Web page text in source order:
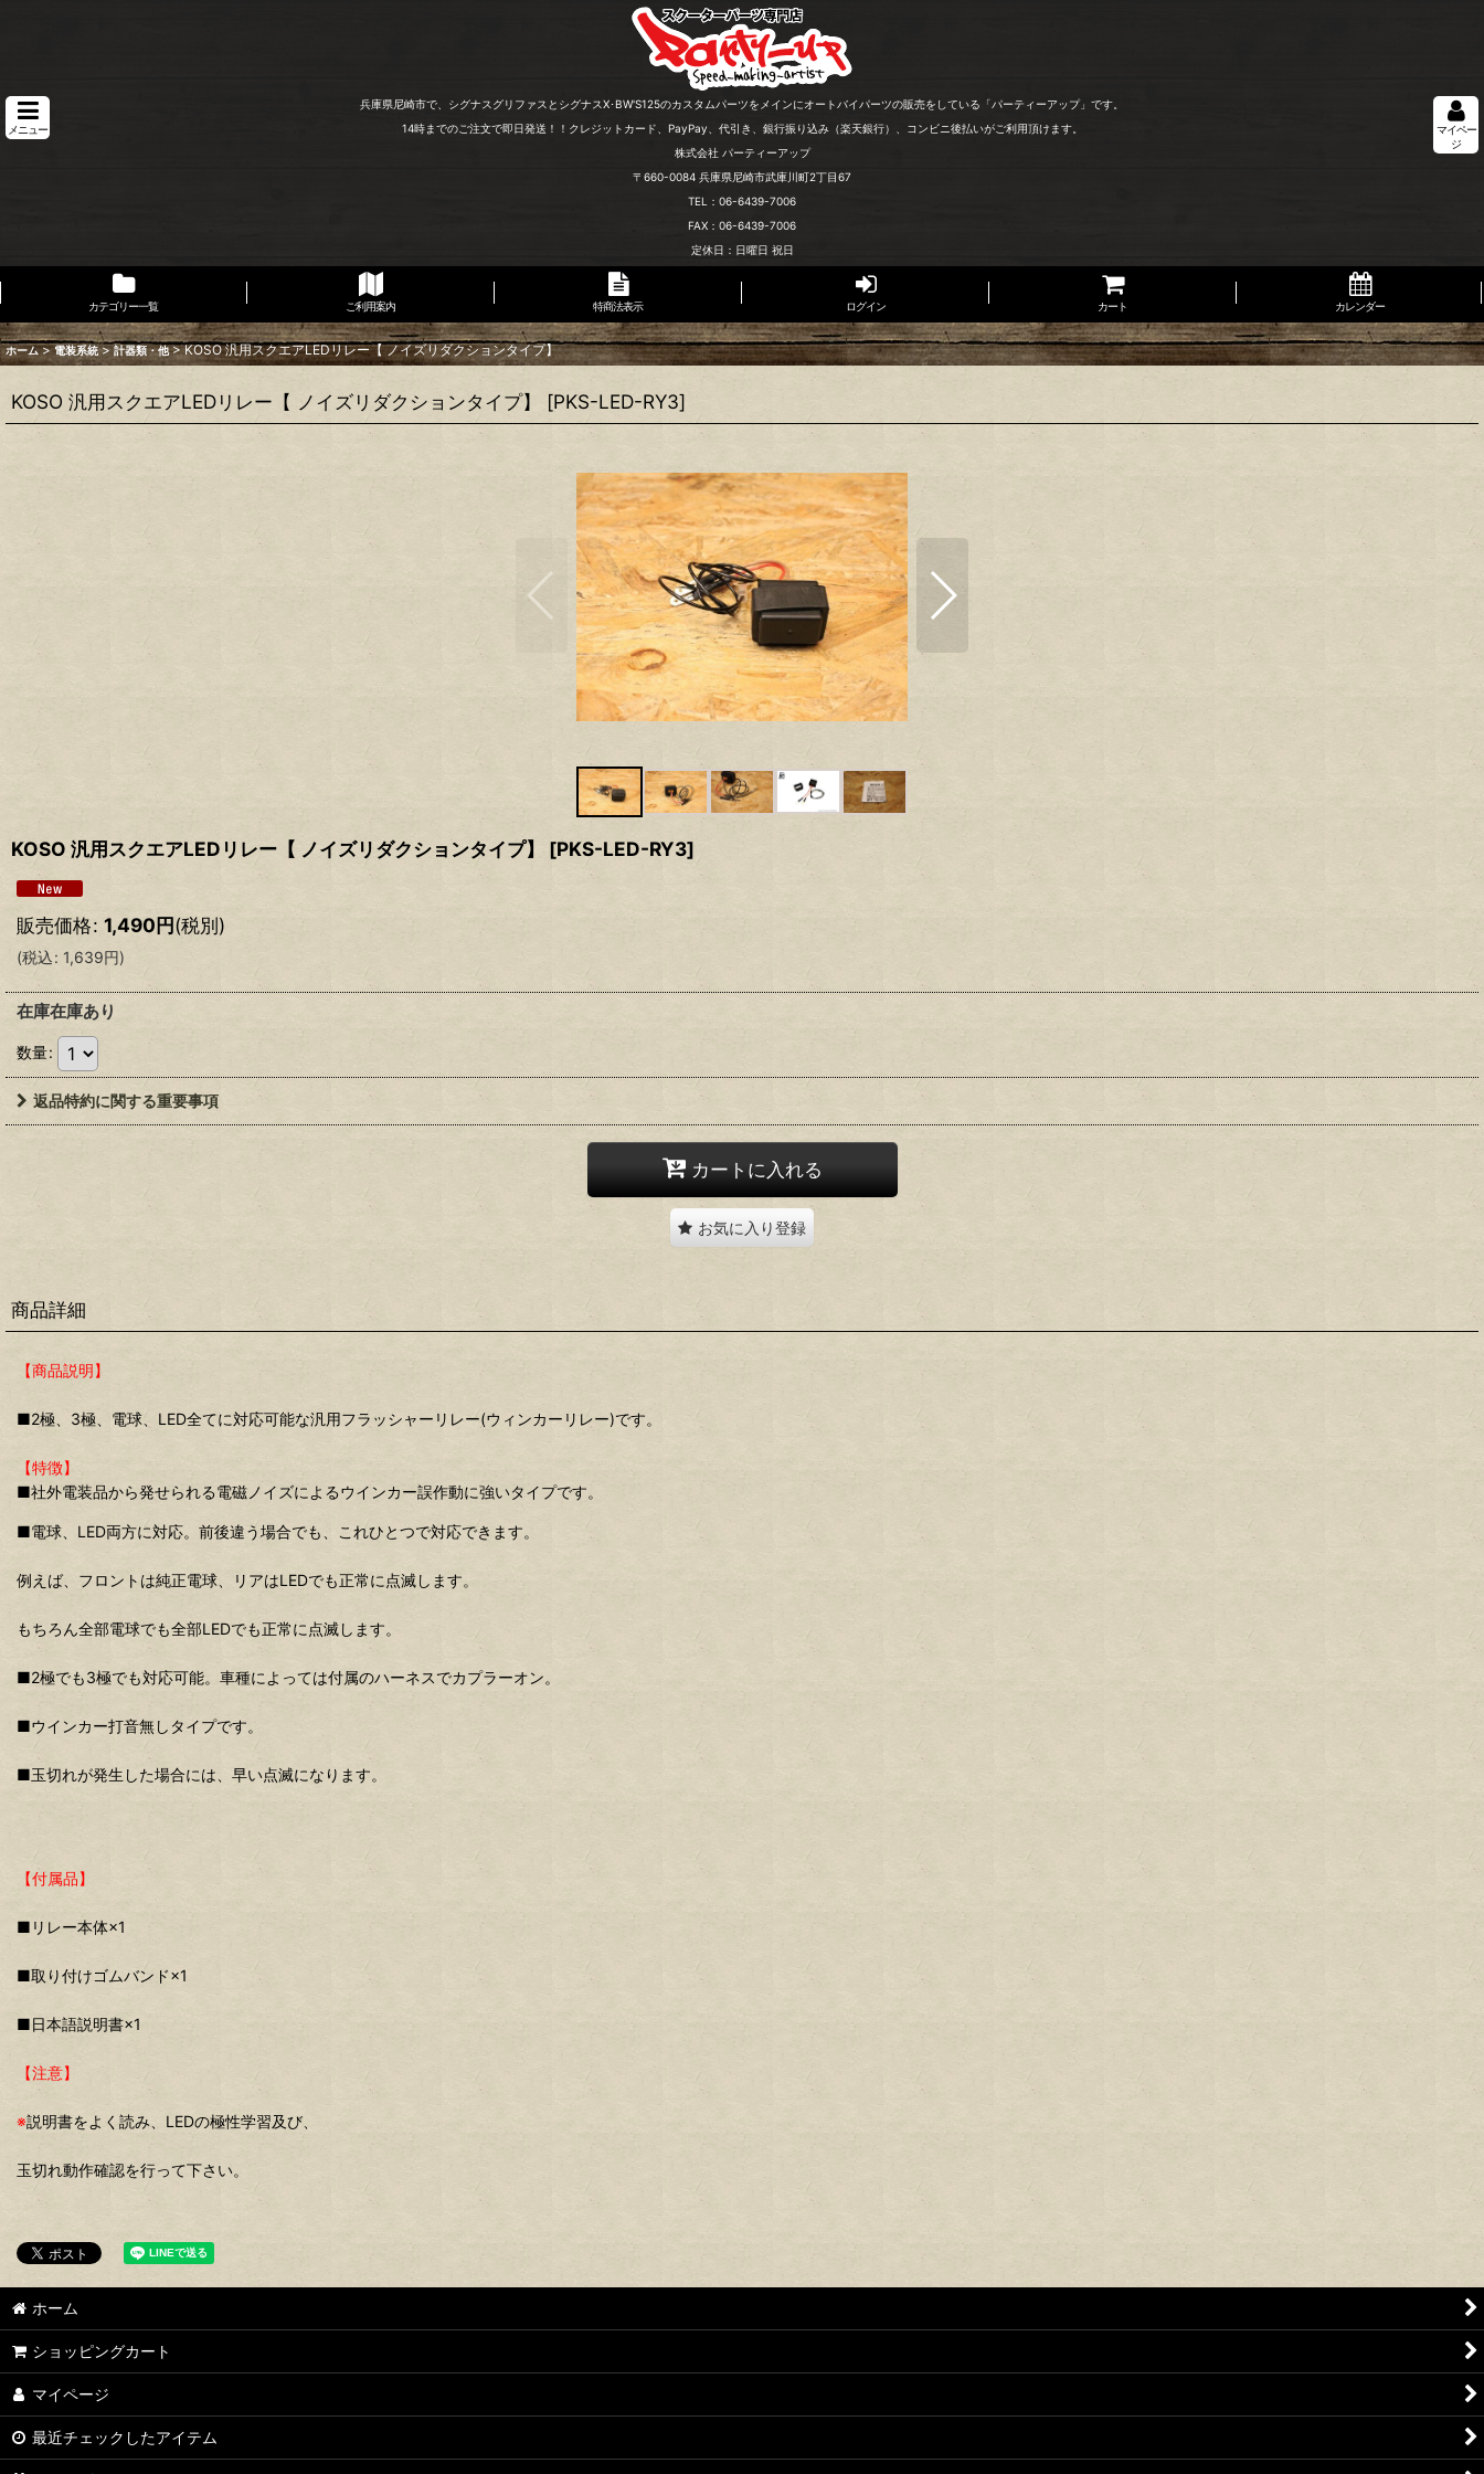
メニュー
兵庫県尼崎市で、シグナスグリファスとシグナスX･BW'S125のカスタムパーツをメインにオートバイパーツの販売をしている「パーティーアップ」です。
14時までのご注文で即日発送！！クレジットカード、PayPay、代引き、銀行振り込み（楽天銀行）、コンビニ後払いがご利用頂けます。
株式会社 パーティーアップ
〒660-0084 兵庫県尼崎市武庫川町2丁目67
TEL：06-6439-7006
FAX：06-6439-7006
定休日：日曜日 祝日
マイペー
ジ
カテゴリー一覧 ご利用案内 特商法表示 ログイン カート カレンダー
ホーム > 電装系統 > 計器類・他 > KOSO 汎用スクエアLEDリレー【 ノイズリダクションタイプ】
KOSO 汎用スクエアLEDリレー【 ノイズリダクションタイプ】 [PKS-LED-RY3]
KOSO 汎用スクエアLEDリレー【 ノイズリダクションタイプ】 [PKS-LED-RY3]
販売価格: 1,490円(税別)
(税込: 1,639円)
在庫在庫あり
数量:
返品特約に関する重要事項
カートに入れる
お気に入り登録
商品詳細
【商品説明】
■2極、3極、電球、LED全てに対応可能な汎用フラッシャーリレー(ウィンカーリレー)です。
【特徴】
■社外電装品から発せられる電磁ノイズによるウインカー誤作動に強いタイプです。
■電球、LED両方に対応。前後違う場合でも、これひとつで対応できます。
例えば、フロントは純正電球、リアはLEDでも正常に点滅します。
もちろん全部電球でも全部LEDでも正常に点滅します。
■2極でも3極でも対応可能。車種によっては付属のハーネスでカプラーオン。
■ウインカー打音無しタイプです。
■玉切れが発生した場合には、早い点滅になります。
【付属品】
■リレー本体×1
■取り付けゴムバンド×1
■日本語説明書×1
【注意】
※説明書をよく読み、LEDの極性学習及び、
玉切れ動作確認を行って下さい。
ホーム
ショッピングカート
マイページ
最近チェックしたアイテム